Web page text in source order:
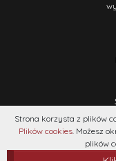
Strona korzysta z plików
Plików cookies. Możesz
plików